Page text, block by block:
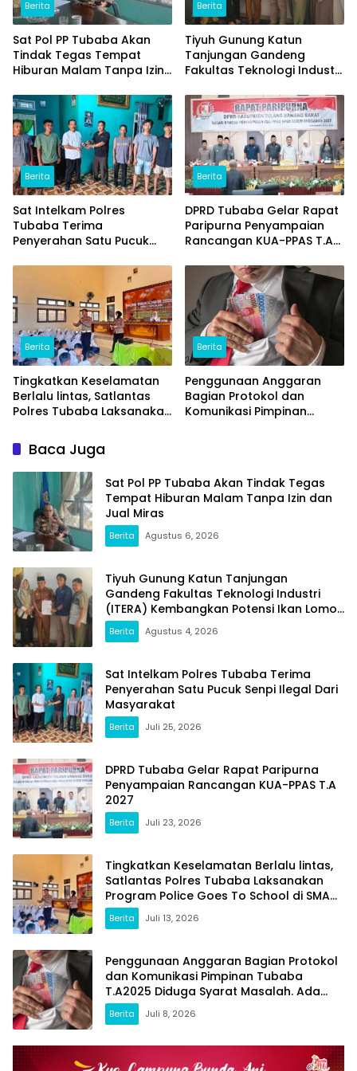
Berita
Sat Pol PP Tubaba Akan
Tindak Tegas Tempat
Hiburan Malam Tanpa Izin
Berita
Tiyuh Gunung Katun
Tanjungan Gandeng
Fakultas Teknologi Industri
Potensi Ikan Lomou
Menjadi Prodak Unggulan
Berita
Sat Intelkam Polres
Tubaba Terima
Penyerahan Satu Pucuk
Masyarakat
Berita
DPRD Tubaba Gelar Rapat
Paripurna Penyampaian
Rancangan KUA-PPAS T.A
Berita
Tingkatkan Keselamatan
Berlalu lintas, Satlantas
Polres Tubaba Laksanakan
School di SMAN 1 Tumijajar
Berita
Penggunaan Anggaran
Bagian Protokol dan
Komunikasi Pimpinan
Baca Juga
Sat Pol PP Tubaba Akan Tindak Tegas
Tempat Hiburan Malam Tanpa Izin dan
Jual Miras
Berita Agustus 6, 2026
Tiyuh Gunung Katun Tanjungan
Gandeng Fakultas Teknologi Industri
(ITERA) Kembangkan Potensi Ikan Lomou
Menjadi Prodak Unggulan
Berita Agustus 4, 2026
Sat Intelkam Polres Tubaba Terima
Penyerahan Satu Pucuk Senpi Ilegal Dari
Masyarakat
Berita Juli 25, 2026
DPRD Tubaba Gelar Rapat Paripurna
Penyampaian Rancangan KUA-PPAS T.A
2027
Berita Juli 23, 2026
Tingkatkan Keselamatan Berlalu lintas,
Satlantas Polres Tubaba Laksanakan
Program Police Goes To School di SMAN
1 Tumijajar
Berita Juli 13, 2026
Penggunaan Anggaran Bagian Protokol
dan Komunikasi Pimpinan Tubaba
T.A2025 Diduga Syarat Masalah. Ada
Indikasi Tumpang Tindih dan Kegiatan
Fiktif
Berita Juli 8, 2026